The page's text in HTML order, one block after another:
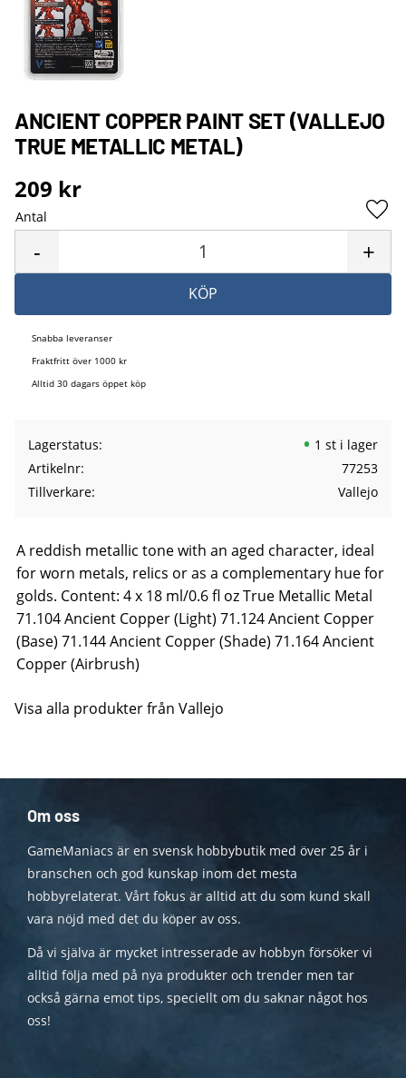
ANCIENT COPPER PAINT SET (VALLEJO
TRUE METALLIC METAL)
209 kr
Antal
+
-
KÖP
Snabba leveranser
Fraktfritt över 1000 kr
Alltid 30 dagars öppet köp
Lagerstatus
1 st i lager
Artikelnr
77253
Tillverkare
Vallejo
A reddish metallic tone with an aged character, ideal
for worn metals, relics or as a complementary hue for
golds. Content: 4 x 18 ml/0.6 fl oz True Metallic Metal
71.104 Ancient Copper (Light) 71.124 Ancient Copper
(Base) 71.144 Ancient Copper (Shade) 71.164 Ancient
Copper (Airbrush)
Visa alla produkter från Vallejo
Om oss
GameManiacs är en svensk hobbybutik med över 25 år i
branschen och god kunskap inom det mesta
hobbyrelaterat. Vårt fokus är alltid att du som kund skall
vara nöjd med det du köper av oss.
Då vi själva är mycket intresserade av hobbyn försöker vi
alltid följa med på nya produkter och trender men tar
också gärna emot tips, speciellt om du saknar något hos
oss!